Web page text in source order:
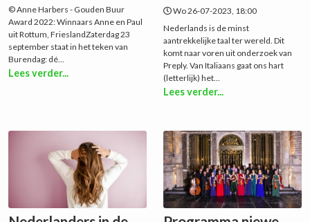
© Anne Harbers - Gouden Buur
Award 2022: Winnaars Anne en Paul
uit Rottum, FrieslandZaterdag 23
september staat in het teken van
Burendag: dé...
Lees verder...
Wo 26-07-2023, 18:00
Nederlands is de minst
aantrekkelijke taal ter wereld. Dit
komt naar voren uit onderzoek van
Preply. Van Italiaans gaat ons hart
(letterlijk) het...
Lees verder...